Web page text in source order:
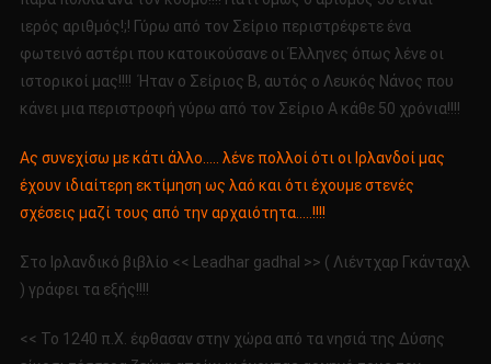
ιερός αριθμός!;! Γύρω από τον Σείριο περιστρέφετε ένα
φωτεινό αστέρι που κατοικούσανε οι Έλληνες όπως λένε οι
ιστορικοί μας!!!! Ήταν ο Σείριος Β, αυτός ο Λευκός Νάνος που
κάνει μια περιστροφή γύρω από τον Σείριο Α κάθε 50 χρόνια!!!!
Ας συνεχίσω με κάτι άλλο….. λένε πολλοί ότι οι Ιρλανδοί μας
έχουν ιδιαίτερη εκτίμηση ως λαό και ότι έχουμε στενές
σχέσεις μαζί τους από την αρχαιότητα…..!!!!
Στο Ιρλανδικό βιβλίο << Leadhar gadhal >> ( Λιέντχαρ Γκάνταχλ
) γράφει τα εξής!!!!
<< Το 1240 π.Χ. έφθασαν στην χώρα από τα νησιά της Δύσης